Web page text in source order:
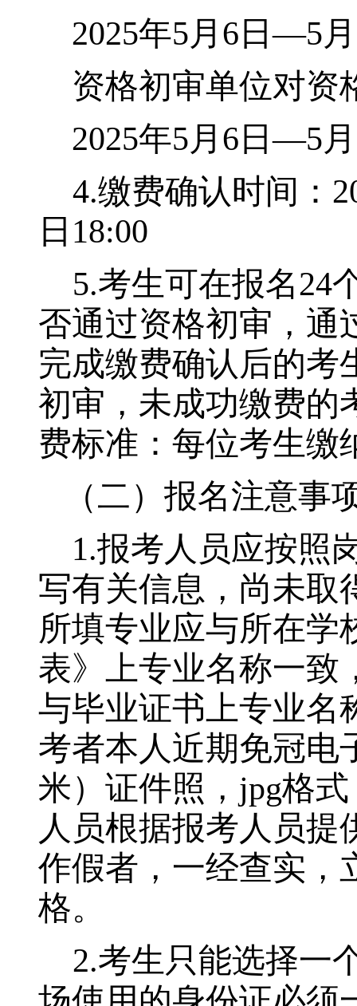
2025年5月 6 日—5月
资格初审单位对资
2025年5月 6 日—5月
4.缴费确认时间：
日 18:00
5.考生可在报名24
否通过资格初审，通
完成缴费确认后的考
初审，未成功缴费的
费标准：每位考生缴
（二）报名注意事
1.报考人员应按照
写有关信息，尚未取
所填专业应与所在学
表》上专业名称一致
与毕业证书上专业名
考者本人近期免冠电
米）证件照，jpg格
人员根据报考人员
作假者，一经查实，
格。
2.考生只能选择一